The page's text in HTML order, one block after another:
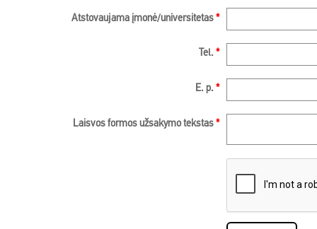
Atstovaujama įmonė/universitetas *
Tel. *
E. p. *
Laisvos formos užsakymo tekstas *